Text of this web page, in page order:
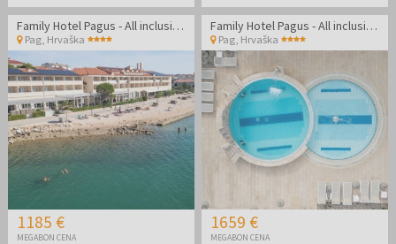
Family Hotel Pagus - All inclusive poletje na Pagu
Pag, Hrvaška
1185 €
MEGABON CENA
Family Hotel Pagus - All inclusive poletje na Pagu
Pag Hrvaška
1659 €
MEGABON CENA